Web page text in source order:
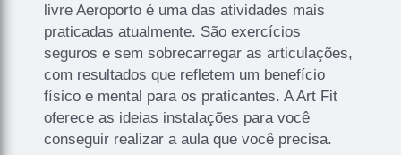
livre Aeroporto é uma das atividades mais
praticadas atualmente. São exercícios
seguros e sem sobrecarregar as articulações,
com resultados que refletem um benefício
físico e mental para os praticantes. A Art Fit
oferece as ideias instalações para você
conseguir realizar a aula que você precisa.